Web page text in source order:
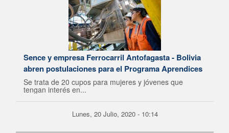
Sence y empresa Ferrocarril Antofagasta - Bolivia
abren postulaciones para el Programa Aprendices
Se trata de 20 cupos para mujeres y jóvenes que
tengan interés en...
Lunes, 20 Julio, 2020 - 10:14